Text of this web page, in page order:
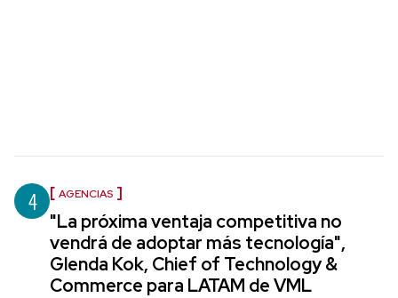
4 AGENCIAS
"La próxima ventaja competitiva no
vendrá de adoptar más tecnología",
Glenda Kok, Chief of Technology &
Commerce para LATAM de VML